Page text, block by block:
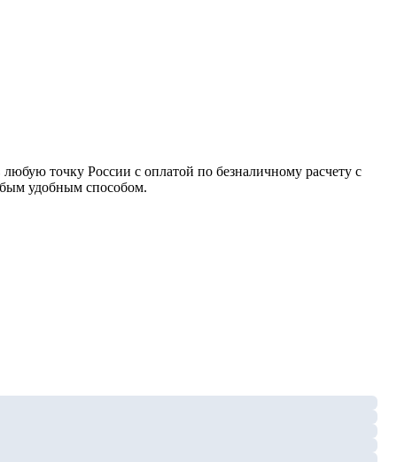
точку России с оплатой по безналичному расчету с
удобным способом.